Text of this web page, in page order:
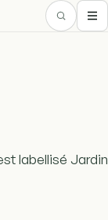
labellisé Jardin